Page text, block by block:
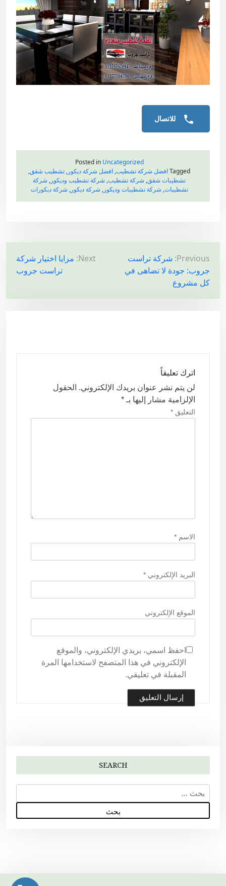
للاتصال
Posted in Uncategorized
Taggedافضل شركة تشطيب, افضل شركة ديكور, تشطيب شقق,
تشطيبات شقق, شركة تشطيب, شركة تشطيب وديكور, شركة
تشطيبات, شركة تشطيبات وديكور, شركة ديكور, شركة ديكورات
ت
ص
فّ
ح
Previous: شركة تراست
جروب: جودة لا تضاهى في
كل مشروع
Next: مزايا اختيار شركة
تراست جروب
اترك تعليقاً
لن يتم نشر عنوان بريدك الإلكتروني. الحقول
الإلزامية مشار إليها بـ *
التعليق *
الاسم *
البريد الإلكتروني *
الموقع الإلكتروني
احفظ اسمي، بريدي الإلكتروني، والموقع
الإلكتروني في هذا المتصفح لاستخدامها المرة
المقبلة في تعليقي.
SEARCH
ل